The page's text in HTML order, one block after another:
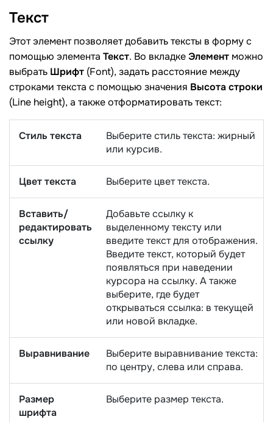
Текст
Этот элемент позволяет добавить тексты в форму с
помощью элемента Текст. Во вкладкеЭлемент можно
выбрать Шрифт (Font), задать расстояние между
строками текста с помощью значения Высота строки
(Line height), а также отформатировать текст:
Стиль текста
Выберите стиль текста: жирный
или курсив.
Цвет текста Выберите цвет текста.
Вставить/
редактировать
ссылку
Добавьте ссылку к
выделенному тексту или
введите текст для отображения.
Введите текст, который будет
появляться при наведении
курсора на ссылку. А также
выберите, где будет
открываться ссылка: в текущей
или новой вкладке.
Выравнивание
Выберите выравнивание текста:
по центру, слева или справа.
Размер
шрифта
Выберите размер текста.